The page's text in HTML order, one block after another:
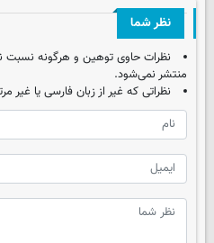
نظر شما
نظرات حاوی توهین و هرگونه
منتشر نمی‌شود.
نظراتی که غیر از زبان فارسی یا غیر